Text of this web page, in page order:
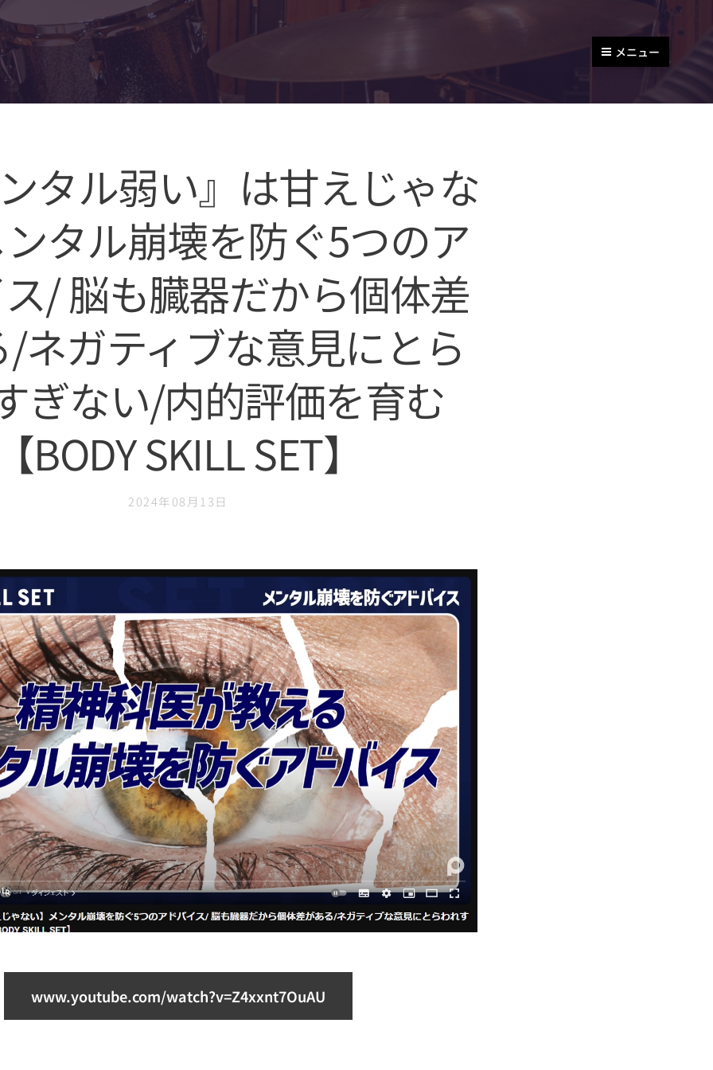
メニュー
タル弱い』は甘えじゃな
タル崩壊を防ぐ5つのア
/ 脳も臓器だから個体差
ネガティブな意見にとら
ぎない/内的評価を育む
BODY SKILL SET】
2024年08月13日
www.youtube.com/watch?v=Z4xxnt7OuAU